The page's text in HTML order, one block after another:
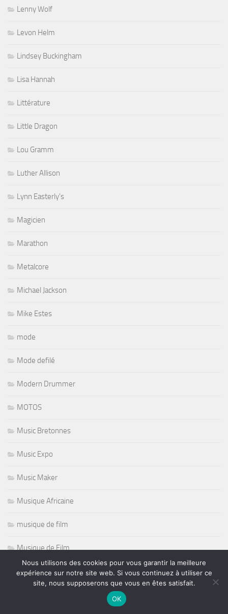
Levon Helm
Lindsey Buckingham
Lisa Hannah
Littérature
Little Dragon
Lou Gramm
Luther Allison
Lynn Easterly's
Magicien
Marathon
Metalcore
Michael Jackson
Mike Estes
mode
Mode defilé
Modern Drummer
MOTOS
Music Bretonnes
Music Expo
Music Maker
Musique Africaine
musique de film
Musique de Film
Musique Electronique
Nashille Scene
Nous utilisons des cookies pour vous garantir la meilleure
expérience sur notre site web. Si vous continuez à utiliser ce
site, nous supposerons que vous en êtes satisfait.
OK